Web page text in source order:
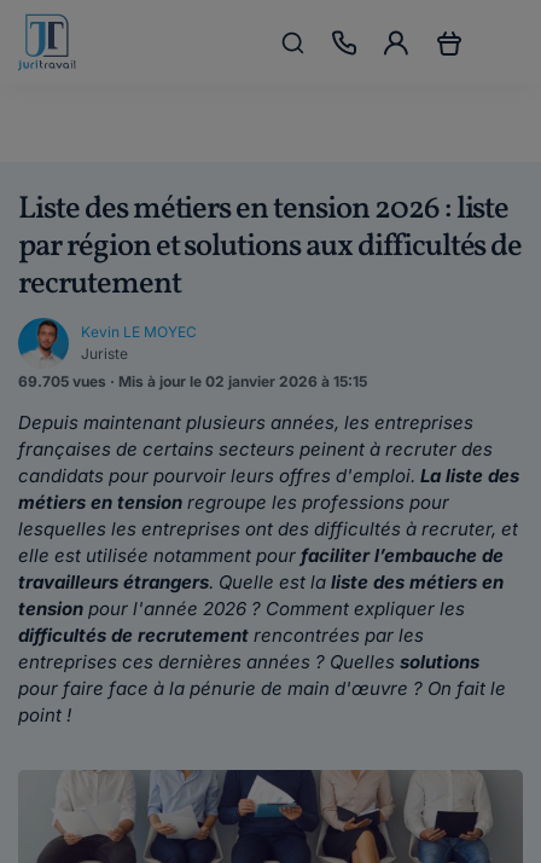
Liste des métiers en tension 2026 : liste
par région et solutions aux difficultés de
recrutement
Kevin LE MOYEC
Juriste
69.705 vues · Mis à jour le 02 janvier 2026 à 15:15
Depuis maintenant plusieurs années, les entreprises
françaises de certains secteurs peinent à recruter des
candidats pour pourvoir leurs offres d'emploi. La liste des
métiers en tension regroupe les professions pour
lesquelles les entreprises ont des difficultés à recruter, et
elle est utilisée notamment pour faciliter l’embauche de
travailleurs étrangers. Quelle est la liste des métiers en
tension pour l'année 2026 ? Comment expliquer les
difficultés de recrutement rencontrées par les
entreprises ces dernières années ? Quelles solutions
pour faire face à la pénurie de main d'œuvre ? On fait le
point !